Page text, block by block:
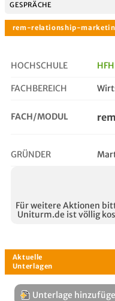
GESPRÄCHE
rem-relationship-
HOCHSCHULE
FACHBEREICH
FACH/MODUL
GRÜNDER
Für weitere Aktionen
Uniturm.de ist völlig
Unterlage